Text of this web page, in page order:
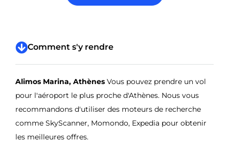
Comment s'y rendre
Alimos Marina, Athènes Vous pouvez prendre un vol
pour l'aéroport le plus proche d'Athènes. Nous vous
recommandons d'utiliser des moteurs de recherche
comme SkyScanner, Momondo, Expedia pour obtenir
les meilleures offres.